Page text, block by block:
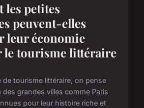
les petites
peuvent-elles
leur économie
le tourisme littéraire
de tourisme littéraire, on pense
des grandes villes comme Paris
pour leur histoire riche et